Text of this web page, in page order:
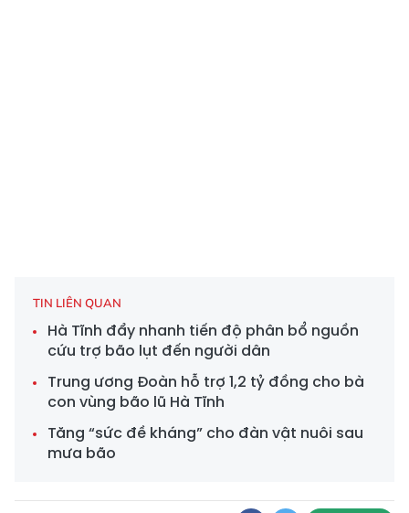
TIN LIÊN QUAN
Hà Tĩnh đẩy nhanh tiến độ phân bổ nguồn
cứu trợ bão lụt đến người dân
Trung ương Đoàn hỗ trợ 1,2 tỷ đồng cho bà
con vùng bão lũ Hà Tĩnh
Tăng “sức đề kháng” cho đàn vật nuôi sau
mưa bão